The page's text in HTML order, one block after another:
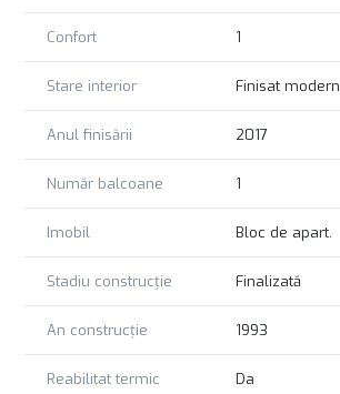
Confort 1
Stare interior Finisat modern
Anul finisării 2017
Număr balcoane 1
Imobil Bloc de apart.
Stadiu construcție Finalizată
An construcție 1993
Reabilitat termic Da